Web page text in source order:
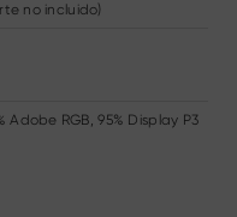
no incluido)
Adobe RGB, 95% Display P3